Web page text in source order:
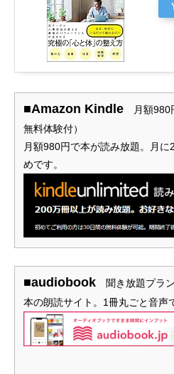
■Amazon Kindle 月額980
無料体験付）
月額980円で本が読み放題。月
めです。
■audiobook 聞き放題プラン
本の朗読サイト。1冊丸ごと音声